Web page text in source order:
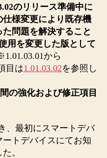
バ
イ
ス
指
定
方
法
更
リ
のリリース準備中に
様変更により既存機
問題を解決すること
用を変更した版として
から
目は1.01.03.02を参照し
の強化および修正項目
、最初にスマートデバ
トデバイスにてお知
。